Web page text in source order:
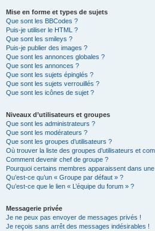
Mise en forme et types de sujets
Que sont les BBCodes ?
Puis-je utiliser le HTML ?
Que sont les smileys ?
Puis-je publier des images ?
Que sont les annonces globales ?
Que sont les annonces ?
Que sont les sujets épinglés ?
Que sont les sujets verrouillés ?
Que sont les icônes de sujet ?
Niveaux d’utilisateurs et groupes
Que sont les administrateurs ?
Que sont les modérateurs ?
Que sont les groupes d’utilisateurs ?
Où trouver la liste des groupes d’utilisateurs et
Comment devenir chef de groupe ?
Pourquoi certains membres apparaissent dans
Qu’est-ce qu’un « Groupe par défaut » ?
Qu’est-ce que le lien « L’équipe du forum » ?
Messagerie privée
Je ne peux pas envoyer de messages privés !
Je reçois sans arrêt des messages indésirables !